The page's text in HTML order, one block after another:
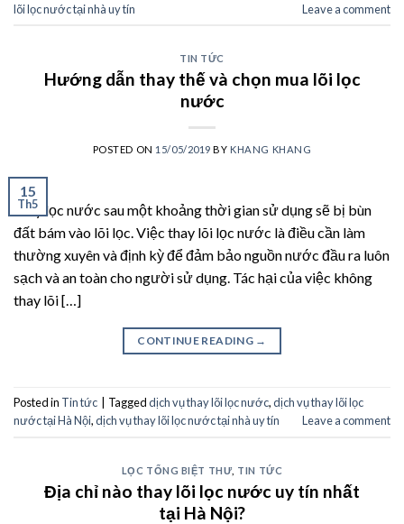
lõi lọc nước tại nhà uy tín
Leave a comment
TIN TỨC
Hướng dẫn thay thế và chọn mua lõi lọc
nước
POSTED ON 15/05/2019 BY KHANG KHANG
15
Th5
Máy lọc nước sau một khoảng thời gian sử dụng sẽ bị bùn
đất bám vào lõi lọc. Việc thay lõi lọc nước là điều cần làm
thường xuyên và định kỳ để đảm bảo nguồn nước đầu ra luôn
sạch và an toàn cho người sử dụng. Tác hại của việc không
thay lõi […]
CONTINUE READING →
Posted in Tin tức Taggeddịch vụ thay lõi lọc nước,dịch vụ thay lõi lọc
nước tại Hà Nội,dịch vụ thay lõi lọc nước tại nhà uy tín Leave a comment
LỌC TỔNG BIỆT THƯ TIN TỨC
Địa chỉ nào thay lõi lọc nước uy tín nhất
tại Hà Nội?